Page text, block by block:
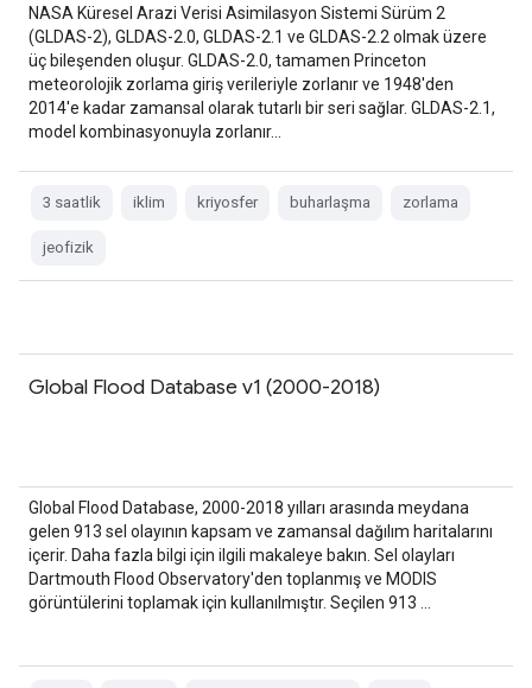
NASA Küresel Arazi Verisi Asimilasyon Sistemi Sürüm 2
(GLDAS-2), GLDAS-2.0, GLDAS-2.1 ve GLDAS-2.2 olmak üzere
üç bileşenden oluşur. GLDAS-2.0, tamamen Princeton
meteorolojik zorlama giriş verileriyle zorlanır ve 1948'den
2014'e kadar zamansal olarak tutarlı bir seri sağlar. GLDAS-2.1,
model kombinasyonuyla zorlanır…
3 saatlik iklim kriyosfer buharlaşma zorlama
jeofizik
Global Flood Database v1 (2000-2018)
Global Flood Database, 2000-2018 yılları arasında meydana
gelen 913 sel olayının kapsam ve zamansal dağılım haritalarını
içerir. Daha fazla bilgi için ilgili makaleye bakın. Sel olayları
Dartmouth Flood Observatory'den toplanmış ve MODIS
görüntülerini toplamak için kullanılmıştır. Seçilen 913 …